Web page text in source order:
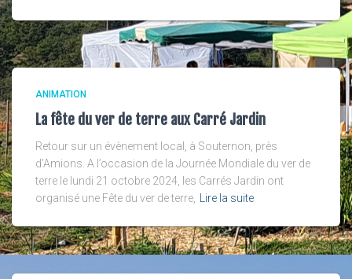
ANIMATION
La fête du ver de terre aux Carré Jardin
Retour sur un évènement local, à Souternon, près
d’Amions. A l’occasion de la Journée Mondiale du ver de
terre le lundi 21 octobre 2024, les Carrés Jardin ont
organisé une Fête du ver de terre, Lire la suite